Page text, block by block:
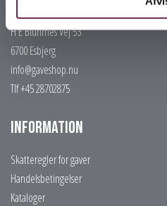
Gaveshop.nu
H E Bluhmes Vej 53
6700 Esbjerg
info@gaveshop.nu
Tlf +45 28702875
Information
Skatteregler for gaver
Handelsbetingelser
Kataloger